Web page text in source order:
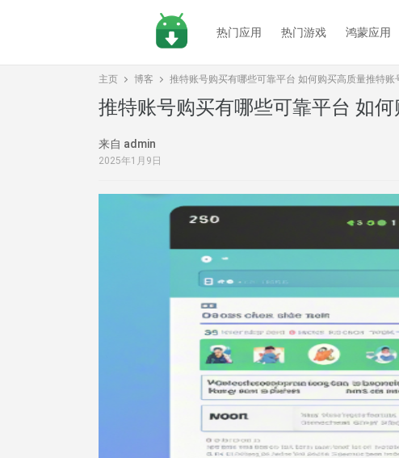
热门应用 热门游戏 鸿蒙应用
主页 博客 推特账号购买有哪些可靠平台 如何购买高质量推特账
推特账号购买有哪些可靠平台 如
来自 admin
2025年1月9日